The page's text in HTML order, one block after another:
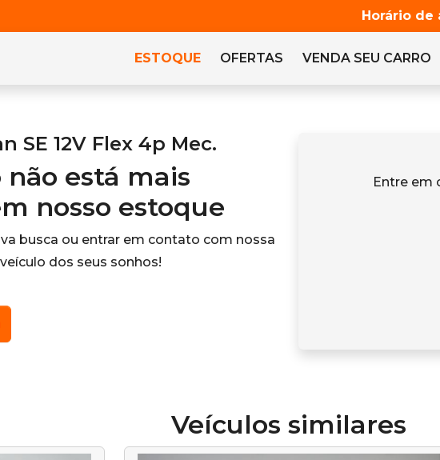
Horário de
ESTOQUE OFERTAS VENDA SEU CARRO
SE 12V Flex 4p Mec.
está mais
nosso estoque
busca ou entrar em contato com nossa
dos seus sonhos!
Entre em
Veículos similares